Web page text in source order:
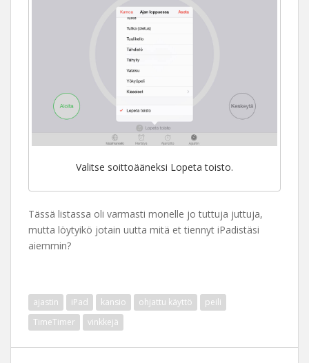
Valitse soittoääneksi Lopeta toisto.
Tässä listassa oli varmasti monelle jo tuttuja juttuja,
mutta löytyikö jotain uutta mitä et tiennyt iPadistäsi
aiemmin?
ajastin iPad kansio ohjattu käyttö
peili
TimeTimer
vinkkejä